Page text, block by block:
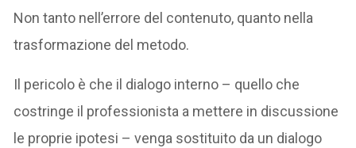
Non tanto nell’errore del contenuto, quanto nella
trasformazione del metodo.
Il pericolo è che il dialogo interno – quello che
costringe il professionista a mettere in discussione
le proprie ipotesi – venga sostituito da un dialogo